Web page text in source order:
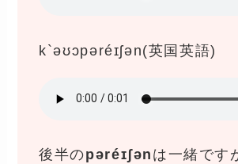
k`əʊɔpəréɪʃən(英国英語)
後半のpəréɪʃən は一緒です